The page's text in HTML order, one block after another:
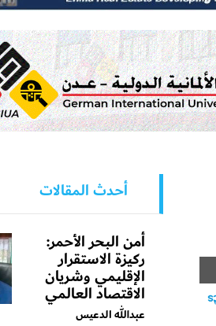
أحدث المقالات
أمن البحر الأحمر:
ركيزة الاستقرار
الإقليمي وشريان
الاقتصاد العالمي
عبدالله الدعيس